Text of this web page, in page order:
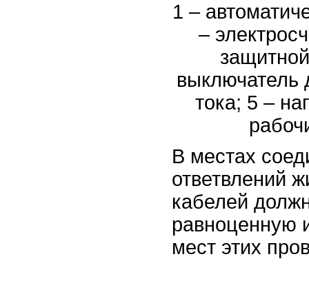
1 –
–
выключатель
тока; 5 –
В местах
ответвлений
кабелей
равноценную
мест этих